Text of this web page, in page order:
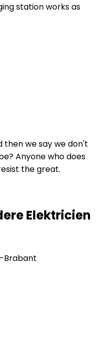
station works as
then we say we don't
Anyone who does
the great.
Elektricien
Brabant